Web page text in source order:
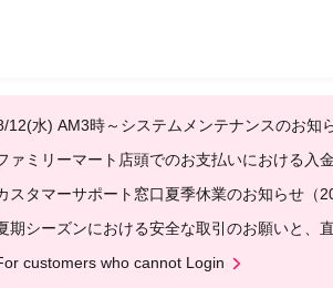
12(水) AM3時～システムメンテナンスのお知
ァミリーマート店頭でのお支払いにおける入
スタマーサポート窓口夏季休業のお知らせ（
期シーズンにおける安全な取引のお願いと、
customers who cannot Login